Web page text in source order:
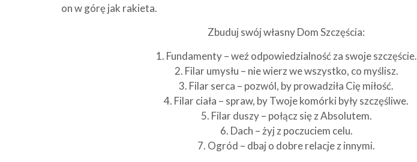
on w górę jak rakieta.
Zbuduj swój własny Dom Szczęścia:
1. Fundamenty – weź odpowiedzialność za swoje szczęście.
2. Filar umysłu – nie wierz we wszystko, co myślisz.
3. Filar serca – pozwól, by prowadziła Cię miłość.
4. Filar ciała – spraw, by Twoje komórki były szczęśliwe.
5. Filar duszy – połącz się z Absolutem.
6. Dach – żyj z poczuciem celu.
7. Ogród – dbaj o dobre relacje z innymi.